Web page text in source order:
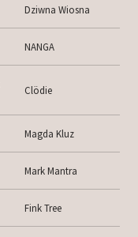
Dziwna Wiosna
NANGA
Clödie
Magda Kluz
Mark Mantra
Fink Tree